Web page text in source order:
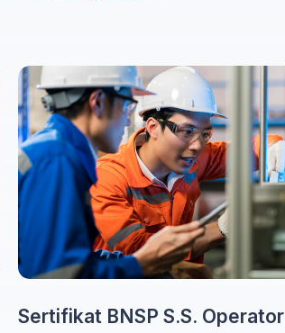
Sertifikat BNSP S.S. Operator